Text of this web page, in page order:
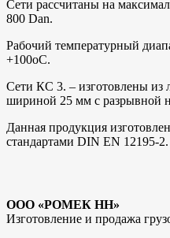
Сети рассчитаны на
800 Dan.
Рабочий температурный
+100оС.
Сети КС 3. – изготовлены из
шириной 25 мм с разрывной
Данная продукция
стандартами DIN EN 12195-
ООО «РОМЕК НН»
Изготовление и продажа